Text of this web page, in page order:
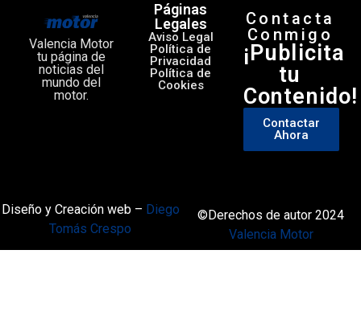
Valencia Motor
tu página de
noticias del
mundo del
motor.
Páginas
Legales
Aviso Legal
Política de
Privacidad
Política de
Cookies
Contacta
Conmigo
¡Publicita
tu
Contenido!
Contactar
Ahora
Diseño y Creación web – Diego
Tomás Crespo
©Derechos de autor 2024
Valencia Motor